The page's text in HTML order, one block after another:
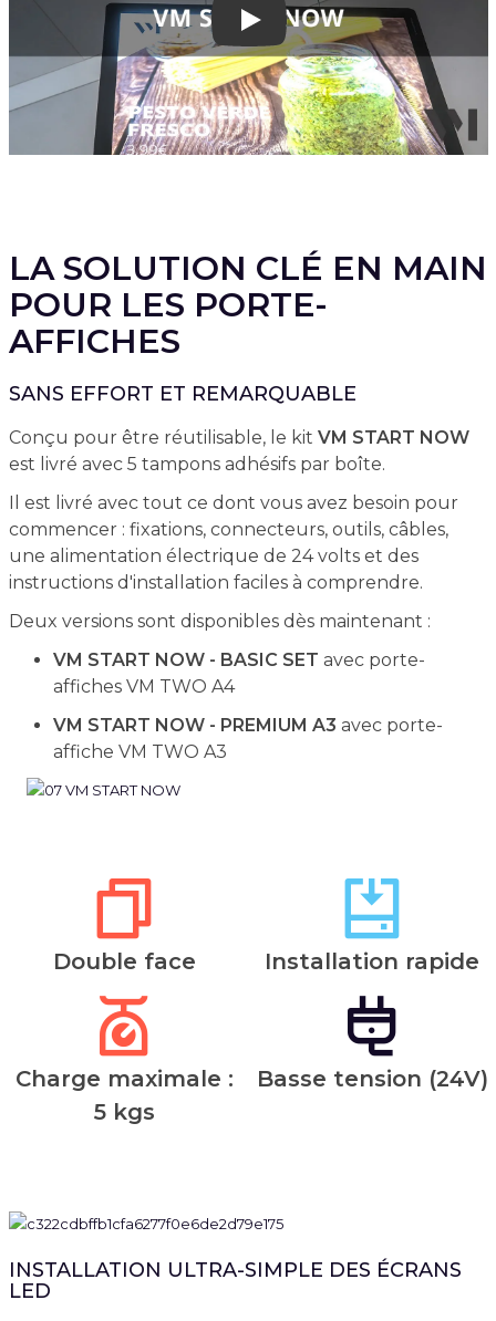
Play
LA SOLUTION CLÉ EN MAIN
POUR LES PORTE-
AFFICHES
SANS EFFORT ET REMARQUABLE
Conçu pour être réutilisable, le kit VM START NOW
est livré avec 5 tampons adhésifs par boîte.
Il est livré avec tout ce dont vous avez besoin pour
commencer : fixations, connecteurs, outils, câbles,
une alimentation électrique de 24 volts et des
instructions d'installation faciles à comprendre.
Deux versions sont disponibles dès maintenant :
VM START NOW - BASIC SET avec porte-
affiches VM TWO A4
VM START NOW - PREMIUM A3 avec porte-
affiche VM TWO A3
Double face Installation rapide
Charge maximale :
5 kgs
Basse tension (24V)
INSTALLATION ULTRA-SIMPLE DES ÉCRANS
LED